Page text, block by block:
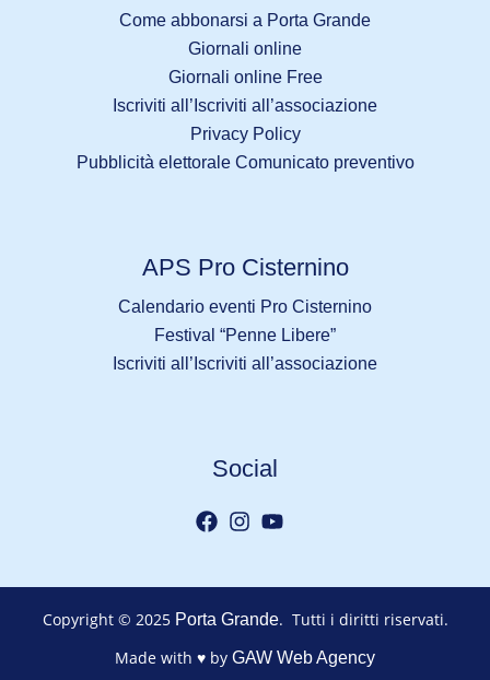
Come abbonarsi a Porta Grande
Giornali online
Giornali online Free
Iscriviti all’Iscriviti all’associazione
Privacy Policy
Pubblicità elettorale Comunicato preventivo
APS Pro Cisternino
Calendario eventi Pro Cisternino
Festival “Penne Libere”
Iscriviti all’Iscriviti all’associazione
Social
Copyright © 2025 Porta Grande. Tutti i diritti riservati.
Made with ♥ by GAW Web Agency